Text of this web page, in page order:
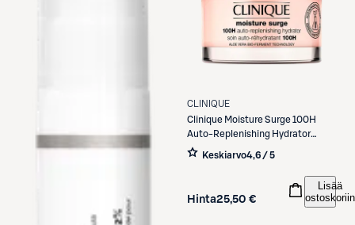
CLINIQUE
Clinique Moisture Surge 100H
Auto-Replenishing Hydrator
kasvovoide 30 ml
Keskiarvo4,6 / 5
Hinta25,50 €
Lisää
ostoskoriin